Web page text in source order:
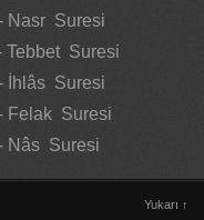
Nasr Suresi
Tebbet Suresi
İhlâs Suresi
Felak Suresi
Nâs Suresi
Yukarı ↑